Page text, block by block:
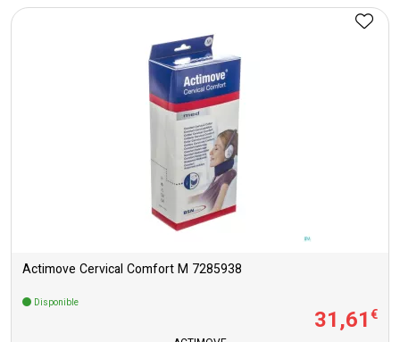
Actimove Cervical Comfort M 7285938
Disponible
31,61€